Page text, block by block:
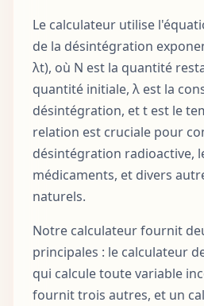
Le calculateur utilise
de la désintégration
λt), où N est la quantité
quantité initiale, λ est la
désintégration, et t est le
relation est cruciale pour
désintégration radioactive,
médicaments, et divers
naturels.
Notre calculateur fournit
principales : le calculateur
qui calcule toute variable
fournit trois autres, et un